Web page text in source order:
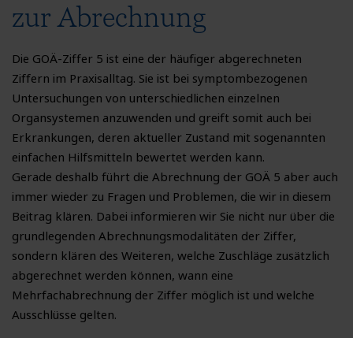
zur Abrechnung
Die GOÄ-Ziffer 5 ist eine der häufiger abgerechneten
Ziffern im Praxisalltag. Sie ist bei symptombezogenen
Untersuchungen von unterschiedlichen einzelnen
Organsystemen anzuwenden und greift somit auch bei
Erkrankungen, deren aktueller Zustand mit sogenannten
einfachen Hilfsmitteln bewertet werden kann.
Gerade deshalb führt die Abrechnung der GOÄ 5 aber auch
immer wieder zu Fragen und Problemen, die wir in diesem
Beitrag klären. Dabei informieren wir Sie nicht nur über die
grundlegenden Abrechnungsmodalitäten der Ziffer,
sondern klären des Weiteren, welche Zuschläge zusätzlich
abgerechnet werden können, wann eine
Mehrfachabrechnung der Ziffer möglich ist und welche
Ausschlüsse gelten.